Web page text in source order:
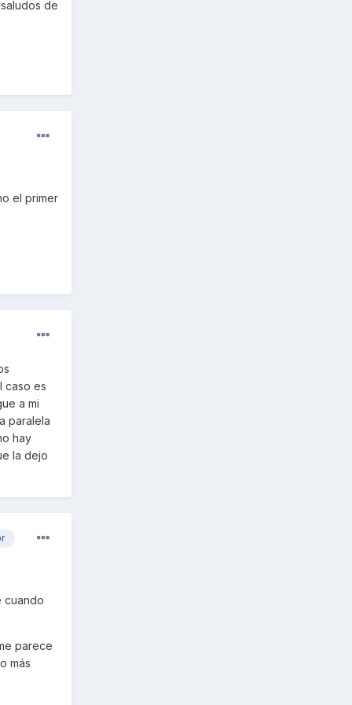
de
el primer
caso es
a mi
paralela
hay
la dejo
cuando
parece
más